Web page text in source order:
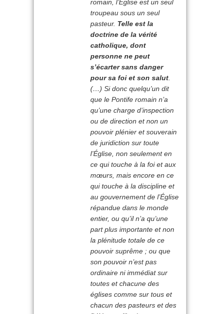
romain, l’Église est un seul
troupeau sous un seul
pasteur. Telle est la
doctrine de la vérité
catholique, dont
personne ne peut
s’écarter sans danger
pour sa foi et son salut
(…) Si donc quelqu’un dit
que le Pontife romain n’a
qu’une charge d’inspection
ou de direction et non un
pouvoir plénier et souverain
de juridiction sur toute
l’Église, non seulement en
ce qui touche à la foi et aux
mœurs, mais encore en ce
qui touche à la discipline et
au gouvernement de l’Église
répandue dans le monde
entier, ou qu’il n’a qu’une
part plus importante et non
la plénitude totale de ce
pouvoir suprême ; ou que
son pouvoir n’est pas
ordinaire ni immédiat sur
toutes et chacune des
églises comme sur tous et
chacun des pasteurs et des